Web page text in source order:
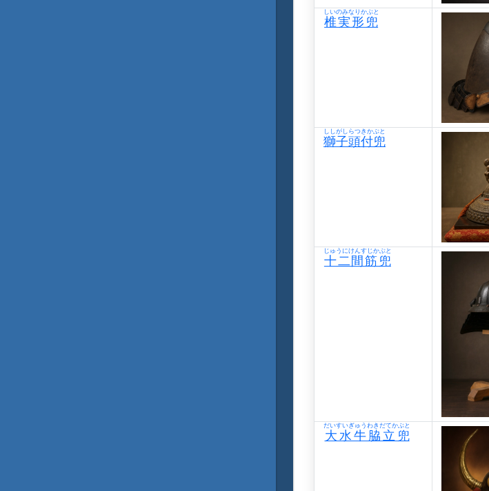
椎実形兜
しいのみなりかぶと
獅子頭付兜
ししがしらつきかぶと
十二間筋兜
じゅうにけんすじかぶと
大水牛脇立兜
だいすいぎゅうわきだてかぶと